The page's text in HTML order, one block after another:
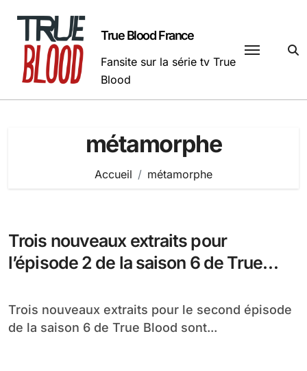
contenu
True Blood France
Fansite sur la série tv True
Blood
métamorphe
Accueil métamorphe
Trois nouveaux extraits pour
l’épisode 2 de la saison 6 de True
Trois nouveaux extraits pour le second épisode
de la saison 6 de True Blood sont...